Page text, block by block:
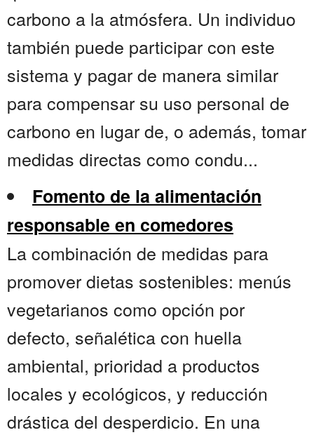
carbono a la atmósfera. Un individuo
también puede participar con este
sistema y pagar de manera similar
para compensar su uso personal de
carbono en lugar de, o además, tomar
medidas directas como condu...
Fomento de la alimentación
responsable en comedores
La combinación de medidas para
promover dietas sostenibles: menús
vegetarianos como opción por
defecto, señalética con huella
ambiental, prioridad a productos
locales y ecológicos, y reducción
drástica del desperdicio. En una